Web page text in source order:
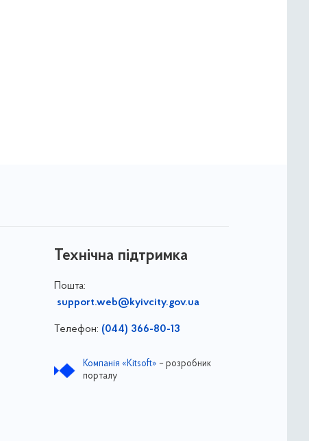
Технічна підтримка
Пошта:
support.web@kyivcity.gov.ua
Телефон: (044) 366-80-13
Компанія «Kitsoft» – розробник
порталу